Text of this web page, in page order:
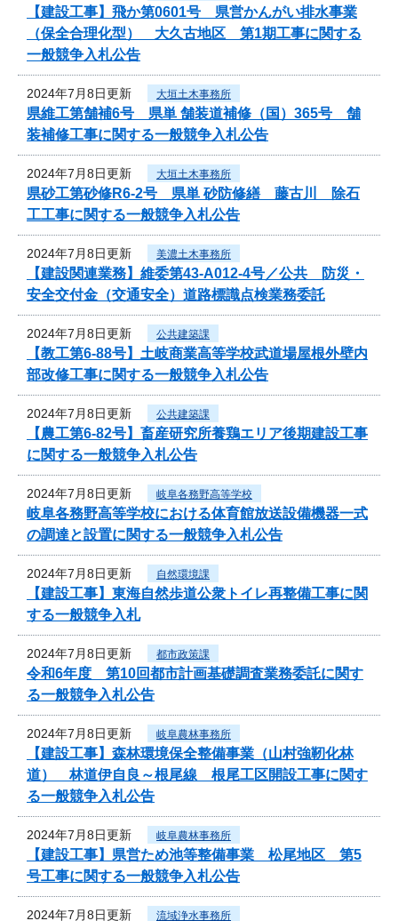
【建設工事】飛か第0601号 県営かんがい排水事業
（保全合理化型） 大久古地区 第1期工事に関する
一般競争入札公告
2024年7月8日更新 大垣土木事務所
県維工第舗補6号 県単 舗装道補修（国）365号 舗
装補修工事に関する一般競争入札公告
2024年7月8日更新 大垣土木事務所
県砂工第砂修R6-2号 県単 砂防修繕 藤古川 除石
工工事に関する一般競争入札公告
2024年7月8日更新 美濃土木事務所
【建設関連業務】維委第43-A012-4号／公共 防災・
安全交付金（交通安全）道路標識点検業務委託
2024年7月8日更新 公共建築課
【教工第6-88号】土岐商業高等学校武道場屋根外壁内
部改修工事に関する一般競争入札公告
2024年7月8日更新 公共建築課
【農工第6-82号】畜産研究所養鶏エリア後期建設工事
に関する一般競争入札公告
2024年7月8日更新 岐阜各務野高等学校
岐阜各務野高等学校における体育館放送設備機器一式
の調達と設置に関する一般競争入札公告
2024年7月8日更新 自然環境課
【建設工事】東海自然歩道公衆トイレ再整備工事に関
する一般競争入札
2024年7月8日更新 都市政策課
令和6年度 第10回都市計画基礎調査業務委託に関す
る一般競争入札公告
2024年7月8日更新 岐阜農林事務所
【建設工事】森林環境保全整備事業（山村強靭化林
道） 林道伊自良～根尾線 根尾工区開設工事に関す
る一般競争入札公告
2024年7月8日更新 岐阜農林事務所
【建設工事】県営ため池等整備事業 松尾地区 第5
号工事に関する一般競争入札公告
2024年7月8日更新 流域浄水事務所